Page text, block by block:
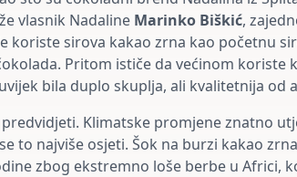
vlasnik Nadaline Marinko Biškić,
koriste sirova kakao zrna kao početnu
Pritom ističe da većinom koriste
bila duplo skuplja, ali kvalitetnija od
Klimatske promjene znatno
to najviše osjeti. Šok na burzi kakao
zbog ekstremno loše berbe u Africi,